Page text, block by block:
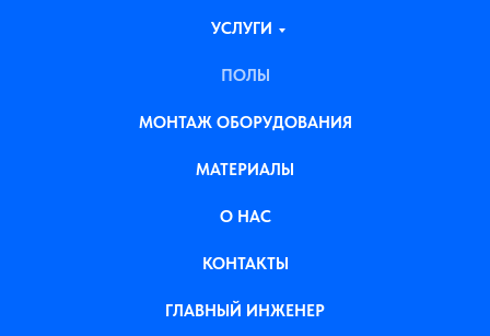
УСЛУГИ
ПОЛЫ
МОНТАЖ ОБОРУДОВАНИЯ
МАТЕРИАЛЫ
О НАС
КОНТАКТЫ
ГЛАВНЫЙ ИНЖЕНЕР